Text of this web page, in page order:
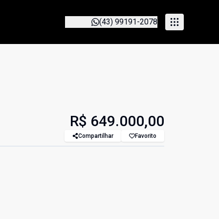
(43) 99191-2078
R$ 649.000,00
Compartilhar Favorito